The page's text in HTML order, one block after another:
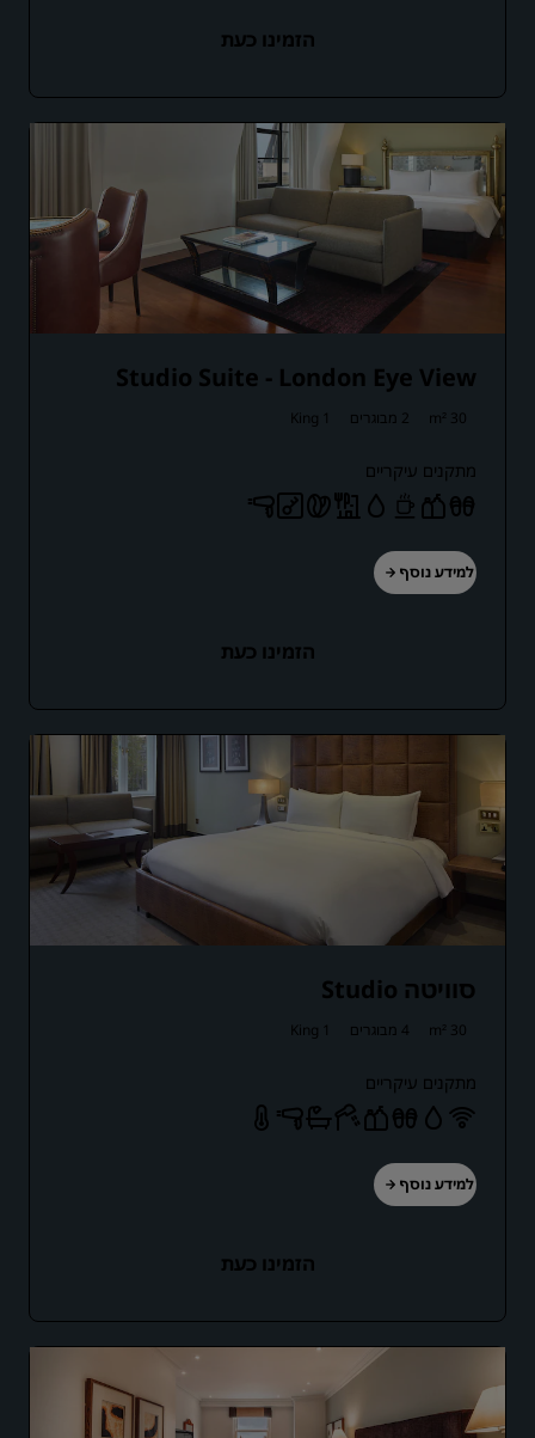
הזמינו כעת
Studio Suite - London Eye View
30 m² 2 מבוגרים 1 King
מתקנים עיקריים
למידע נוסף
הזמינו כעת
סוויטה Studio
30 m² 4 מבוגרים 1 King
מתקנים עיקריים
למידע נוסף
הזמינו כעת